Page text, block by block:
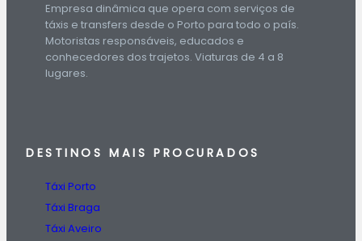
Empresa dinâmica que opera com serviços de
táxis e transfers desde o Porto para todo o país.
Motoristas responsáveis, educados e
conhecedores dos trajetos. Viaturas de 4 a 8
lugares.
DESTINOS MAIS PROCURADOS
Táxi Porto
Táxi Braga
Táxi Aveiro